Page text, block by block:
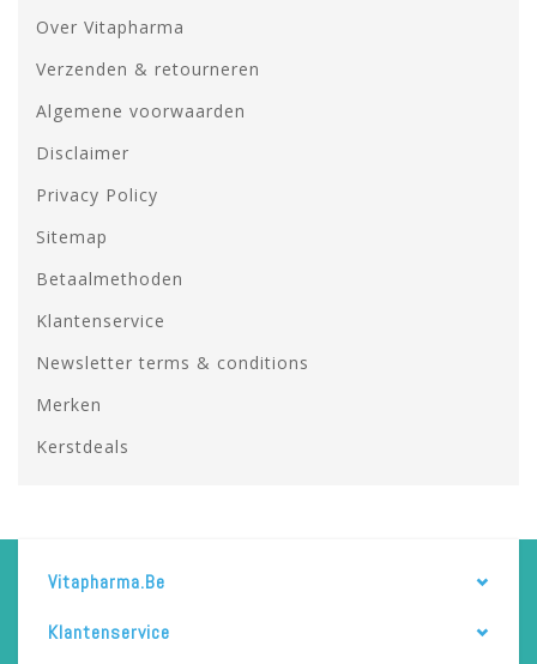
Over Vitapharma
Verzenden & retourneren
Algemene voorwaarden
Disclaimer
Privacy Policy
Sitemap
Betaalmethoden
Klantenservice
Newsletter terms & conditions
Merken
Kerstdeals
Vitapharma.be
Klantenservice